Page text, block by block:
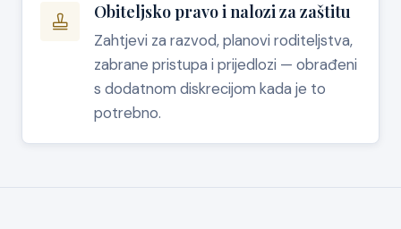
Obiteljsko pravo i nalozi za zaštitu
Zahtjevi za razvod, planovi roditeljstva,
zabrane pristupa i prijedlozi — obrađeni
s dodatnom diskrecijom kada je to
potrebno.